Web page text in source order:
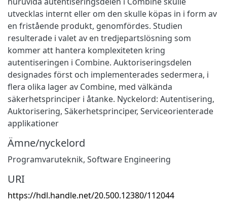
utvecklas internt eller om den skulle köpas in i form av
en fristående produkt, genomfördes. Studien
resulterade i valet av en tredjepartslösning som
kommer att hantera komplexiteten kring
autentiseringen i Combine. Auktoriseringsdelen
designades först och implementerades sedermera, i
flera olika lager av Combine, med välkända
säkerhetsprinciper i åtanke. Nyckelord: Autentisering,
Auktorisering, Säkerhetsprinciper, Serviceorienterade
applikationer
Ämne/nyckelord
Programvaruteknik, Software Engineering
URI
https://hdl.handle.net/20.500.12380/112044